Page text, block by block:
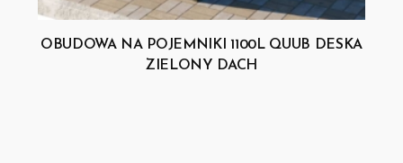
OBUDOWA NA POJEMNIKI 1100L QUUB DESKA
ZIELONY DACH